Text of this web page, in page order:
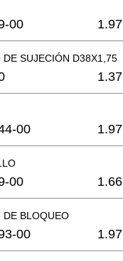
00 1.97
DE SUJECIÓN D38X1,75
1.37
00 1.97
00 1.66
DE BLOQUEO
00 1.97